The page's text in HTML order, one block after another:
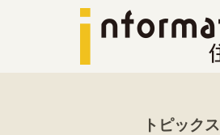
トピックス